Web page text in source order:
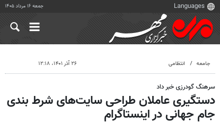
جمعه ۱۶ مرداد ۱۴۰۵
جامعه انتظامی ۲۶ آذر ۱۴۰۱، ۱۲:۱۸
سرهنگ گودرزی خبر داد
دستگیری عاملان طراحی سایت‌های شرط بندی
جام جهانی در اینستاگرام